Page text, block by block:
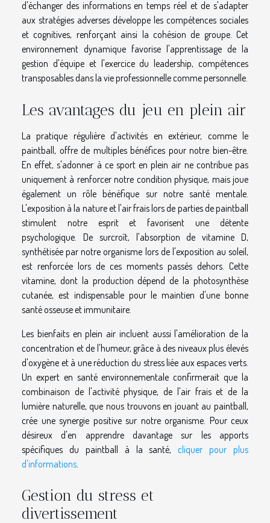
d'échanger des informations en temps réel et de s'adapter
aux stratégies adverses développe les compétences sociales
et cognitives, renforçant ainsi la cohésion de groupe. Cet
environnement dynamique favorise l'apprentissage de la
gestion d'équipe et l'exercice du leadership, compétences
transposables dans la vie professionnelle comme personnelle.
Les avantages du jeu en plein air
La pratique régulière d'activités en extérieur, comme le
paintball, offre de multiples bénéfices pour notre bien-être.
En effet, s'adonner à ce sport en plein air ne contribue pas
uniquement à renforcer notre condition physique, mais joue
également un rôle bénéfique sur notre santé mentale.
L'exposition à la nature et l'air frais lors de parties de paintball
stimulent notre esprit et favorisent une détente
psychologique. De surcroît, l'absorption de vitamine D,
synthétisée par notre organisme lors de l'exposition au soleil,
est renforcée lors de ces moments passés dehors. Cette
vitamine, dont la production dépend de la photosynthèse
cutanée, est indispensable pour le maintien d'une bonne
santé osseuse et immunitaire.
Les bienfaits en plein air incluent aussi l'amélioration de la
concentration et de l'humeur, grâce à des niveaux plus élevés
d'oxygène et à une réduction du stress liée aux espaces verts.
Un expert en santé environnementale confirmerait que la
combinaison de l'activité physique, de l'air frais et de la
lumière naturelle, que nous trouvons en jouant au paintball,
crée une synergie positive sur notre organisme. Pour ceux
désireux d'en apprendre davantage sur les apports
spécifiques du paintball à la santé,cliquer pour plus
d'informations
Gestion du stress et
divertissement